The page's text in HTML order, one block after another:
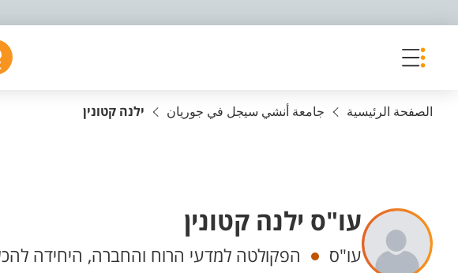
الصفحة الرئيسية جامعة أنشي سيجل في جوريان ילנה קטונין
עו"ס ילנה קטונין
Departments
עו"ס הפקולטה למדעי הרוח והחברה, היחידה